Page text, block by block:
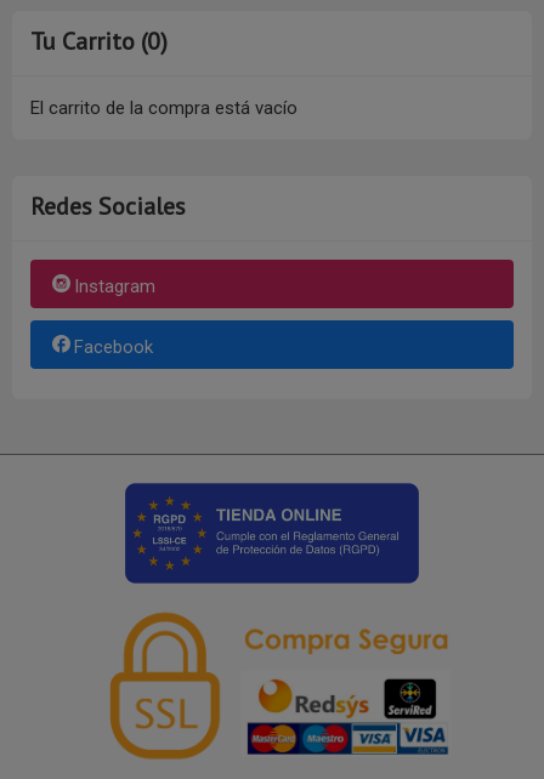
Tu Carrito (0)
El carrito de la compra está vacío
Redes Sociales
Instagram
Facebook